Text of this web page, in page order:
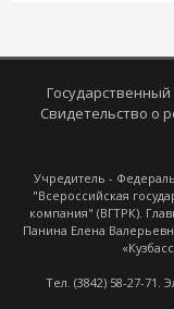
Свидетельство о
Учредитель -
"Всероссийская
компания" (ВГТРК).
Панина Елена
Тел. (3842) 58-27-71.